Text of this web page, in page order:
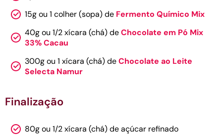
15g ou 1 colher (sopa) de Fermento Químico Mix
40g ou 1/2 xícara (chá) deChocolate em Pó Mix
33% Cacau
300g ou 1 xícara (chá) deChocolate ao Leite
Selecta Namur
Finalização
80g ou 1/2 xícara (chá) de açúcar refinado